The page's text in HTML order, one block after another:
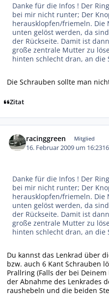
Danke für die Infos ! Der
bei mir nicht runter; Der
herausklopfen/friemeln. Die
unten gelöst werden, da
der Rückseite. Damit ist
große zentrale Mutter zu
hinten schlecht dran, an die
Die Schrauben sollte man
Zitat
racinggreen Mitglied
16. Februar 2009 um 16:23
Danke für die Infos ! Der
bei mir nicht runter; Der
herausklopfen/friemeln. Die
unten gelöst werden, da
der Rückseite. Damit ist
große zentrale Mutter zu
hinten schlecht dran, an die
Du kannst das Lenkrad über
bzw. auch 6 Kant Schrauben
Prallring (Falls der bei
der Abnahme des Lenkrades
raushebeln und die beiden